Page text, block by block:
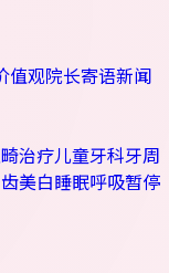
值观院长寄语新闻
治疗儿童牙科牙周
美白睡眠呼吸暂停